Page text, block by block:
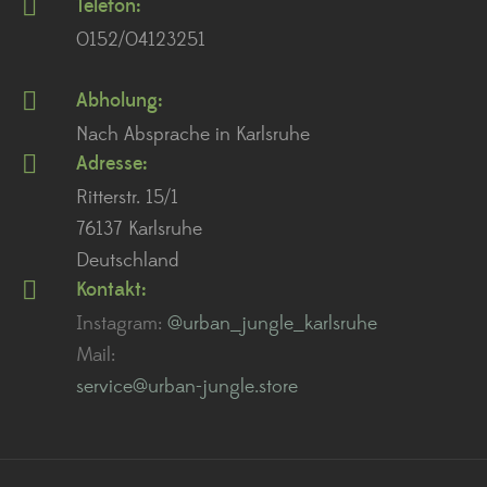
Telefon:
0152/04123251
Abholung:
Nach Absprache in Karlsruhe
Adresse:
Ritterstr. 15/1
76137 Karlsruhe
Deutschland
Kontakt:
Instagram: @urban_jungle_karlsruhe
Mail:
service@urban-jungle.store